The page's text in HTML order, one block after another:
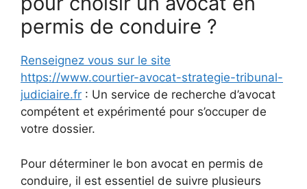
permis de conduire ?
Renseignez vous sur le site
https://www.courtier-avocat-strategie-tribunal-
judiciaire.fr : Un service de recherche d’avocat
compétent et expérimenté pour s’occuper de
votre dossier.
Pour déterminer le bon avocat en permis de
conduire, il est essentiel de suivre plusieurs